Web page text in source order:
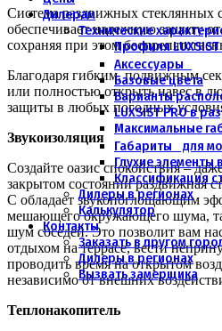
Дилерам
Технические
Профиля LUXSIST
Аксессуары
Базовые цвета
Варианты
LUXSIST PRO в
Максимальные
Габариты для
Глухие элементы
Классификация
Дилеры в регионах
Калькулятор
Контакты
Заказать в другом
Дилеры в регионах
Вызвать замерщика
Система раздвижных стеклянных
обеспечивает надежную защиту
сохраняя при этом
Благодаря гибким, подвижным
или полностью открыть навес в
защиты в любых погодных
Звукоизоляция
Создайте оазис спокойствия –
закрытом состоянии раздвижная
C обладает звукопоглощающим
мешающего окружающего шума,
шум соседей. Это позволит вам
отдыхом на террасе, вести
проводить время на открытом
независимо от внешних
Теплонакопитель